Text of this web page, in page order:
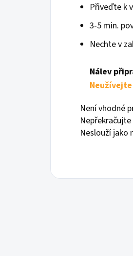
Přiveďte k
3-5 min.
Nechte v
Nálev
Není vhodné
Neslouží jako